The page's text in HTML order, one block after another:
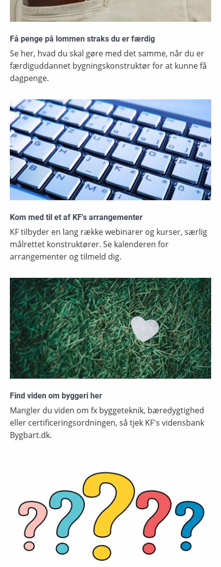
Få penge på lommen straks du er færdig
Se her, hvad du skal gøre med det samme, når du er
færdiguddannet bygningskonstruktør for at kunne få
dagpenge.
Kom med til et af KF's arrangementer
KF tilbyder en lang række webinarer og kurser, særlig
målrettet konstruktører. Se kalenderen for
arrangementer og tilmeld dig.
Find viden om byggeri her
Mangler du viden om fx byggeteknik, bæredygtighed
eller certificeringsordningen, så tjek KF's vidensbank
Bygbart.dk.